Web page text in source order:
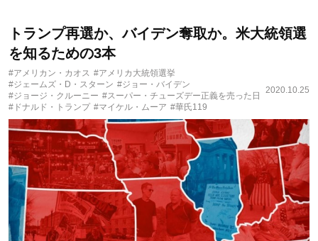
トランプ再選か、バイデン奪取か。米大統領選
を知るための3本
#アメリカン・カオス #アメリカ大統領選挙
#ジェームズ・D・スターン #ジョー・バイデン
#ジョージ・クルーニー #スーパー・チューズデー正義を売った日
#ドナルド・トランプ #マイケル・ムーア #華氏119
2020.10.25